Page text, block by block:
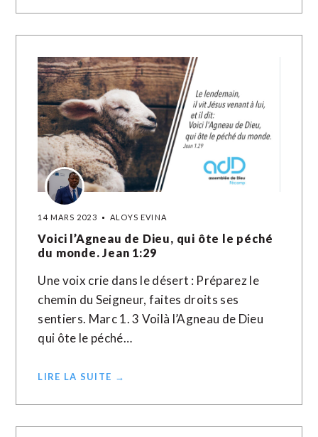
14 MARS 2023 ALOYS EVINA
Voici l’Agneau de Dieu, qui ôte le péché
du monde. Jean 1:29
Une voix crie dans le désert : Préparez le
chemin du Seigneur, faites droits ses
sentiers. Marc 1. 3 Voilà l’Agneau de Dieu
qui ôte le péché…
LIRE LA SUITE →